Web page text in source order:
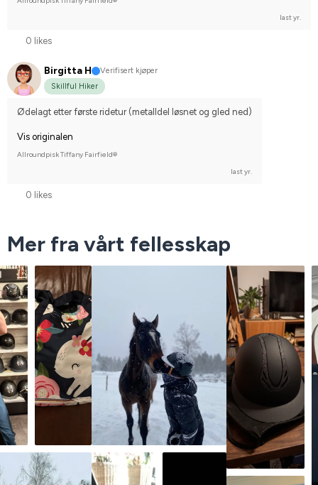
last yr.
0 likes
Birgitta H
Verifisert kjøper
Skillful Hiker
Ødelagt etter første ridetur (metalldel løsnet og gled ned)
Vis originalen
Allroundpisk Tiffany Fairfield®
last yr.
0 likes
Mer fra vårt fellesskap